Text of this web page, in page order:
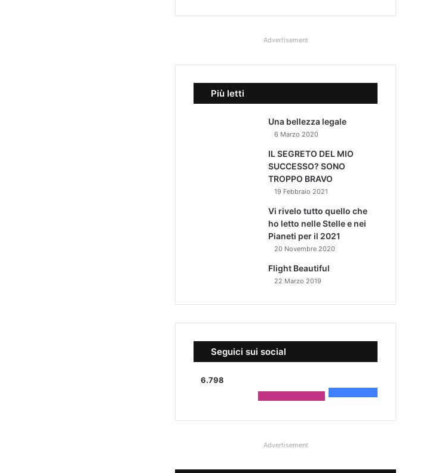
Advertisement
Più letti
Una bellezza legale
6 Marzo 2020
IL SEGRETO DEL MIO
SUCCESSO? SONO
TROPPO BRAVO
19 Febbraio 2021
Vi rivelo tutto quello che
ho letto nelle Stelle e nei
Pianeti per il 2021
20 Novembre 2020
Flight Beautiful
22 Marzo 2019
Seguici sui social
6.798
Advertisement